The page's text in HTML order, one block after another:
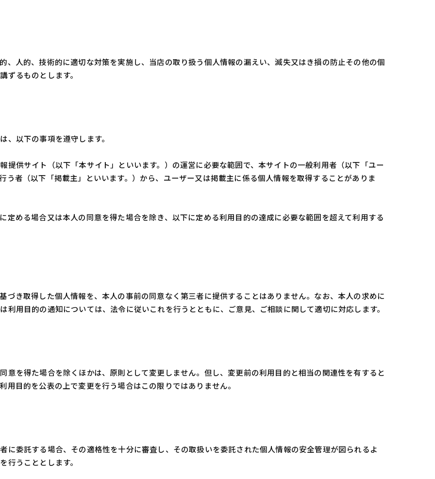
、人的、技術的に適切な対策を実施し、当店の取り扱う個人情報の漏えい、滅失又はき損の防止その他の個
ずるものとします。
、以下の事項を遵守します。
提供サイト（以下「本サイト」といいます。）の運営に必要な範囲で、本サイトの一般利用者（以下「ユー
う者（以下「掲載主」といいます。）から、ユーザー又は掲載主に係る個人情報を取得することがありま
定める場合又は本人の同意を得た場合を除き、以下に定める利用目的の達成に必要な範囲を超えて利用する
づき取得した個人情報を、本人の事前の同意なく第三者に提供することはありません。なお、本人の求めに
利用目的の通知については、法令に従いこれを行うとともに、ご意見、ご相談に関して適切に対応します。
意を得た場合を除くほかは、原則として変更しません。但し、変更前の利用目的と相当の関連性を有すると
目的を公表の上で変更を行う場合はこの限りではありません。
に委託する場合、その適格性を十分に審査し、その取扱いを委託された個人情報の安全管理が図られるよ
行うこととします。